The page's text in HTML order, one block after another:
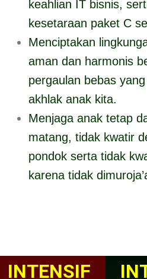
keahlian IT bisnis,
kesetaraan paket C
Menciptakan
aman dan harmonis
pergaulan bebas
akhlak anak kita.
Menjaga anak tetap
matang, tidak kwatir
pondok serta tidak
karena tidak
INTENSIF